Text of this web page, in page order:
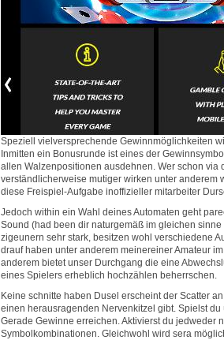
Speziell vielversprechende Gewinnmöglichkeiten
Inmitten ein Bonusrunde ist eines der
allen Walzenpositionen ausdehnen. Wer schon
verständlicherweise mutiger wirken unter anderem
diese Freispiel-Aufgabe inoffizieller mitarbeiter
Jedoch within ein Wahl deines Automaten geht
Sound (had been dir naturgemäß im gleichen
zigeunern sehr stark, besitzen wohl verschiedene
drauf haben unter anderem meinereiner Amateur
anderem bietet unser Durchgang die eine
eines Spielers erheblich hochzählen beherrschen.
Keine schnitte haben Dusel erscheint der Scatter
einen herausragenden Nervenkitzel gibt. Spielst
Gerade Gewinne erreichen. Aktivierst du jedweder
Symbolkombinationen. Gleichwohl wird sera